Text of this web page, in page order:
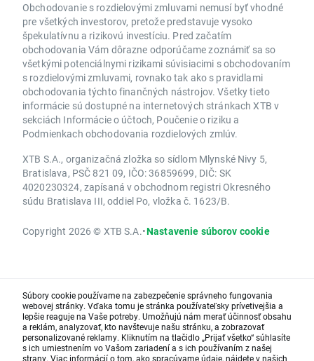
Obchodovanie s rozdielovými zmluvami nemusí byť vhodné
pre všetkých investorov, pretože predstavuje vysoko
špekulatívnu a rizikovú investíciu. Pred začatím
obchodovania Vám dôrazne odporúčame zoznámiť sa so
všetkými potenciálnymi rizikami súvisiacimi s obchodovaním
s rozdielovými zmluvami, rovnako tak ako s pravidlami
obchodovania týchto finančných nástrojov. Všetky tieto
informácie sú dostupné na internetových stránkach XTB v
sekciách Informácie o účtoch, Poučenie o riziku a
Podmienkach obchodovania rozdielových zmlúv.
XTB S.A., organizačná zložka so sídlom Mlynské Nivy 5,
Bratislava, PSČ 821 09, IČO: 36859699, DIČ: SK
4020230324, zapísaná v obchodnom registri Okresného
súdu Bratislava III, oddiel Po, vložka č. 1623/B.
Copyright 2026 © XTB S.A.•Nastavenie súborov cookie
Súbory cookie používame na zabezpečenie správneho fungovania
webovej stránky. Vďaka tomu je stránka používateľsky prívetivejšia a
lepšie reaguje na Vaše potreby. Umožňujú nám merať účinnosť obsahu
a reklám, analyzovať, kto navštevuje našu stránku, a zobrazovať
personalizované reklamy. Kliknutím na tlačidlo „Prijať všetko“ súhlasíte
s ich umiestnením vo Vašom zariadení a s ich používaním z našej
strany. Viac informácií o tom, ako spracúvame údaje, nájdete v našich